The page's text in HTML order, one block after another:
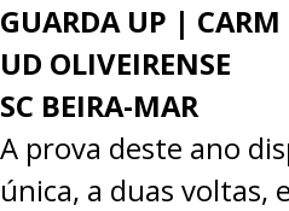
GUARDA UP | CARM
UD OLIVEIRENSE
SC BEIRA-MAR
A prova deste ano
única, a duas voltas,